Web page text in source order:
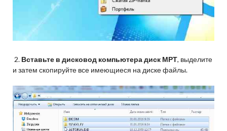
2. Вставьте в дисковод компьютера диск МРТ, выделите
и затем скопируйте все имеющиеся на диске файлы.